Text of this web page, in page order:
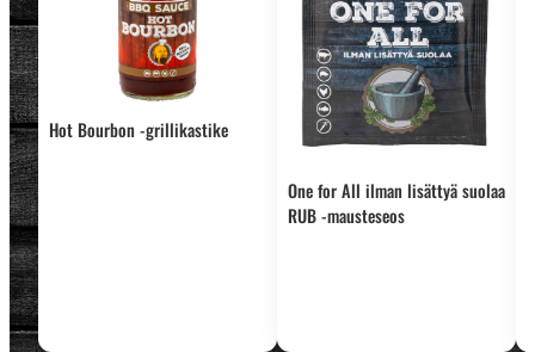
Hot Bourbon -grillikastike
One for All ilman lisättyä suolaa
RUB -mausteseos